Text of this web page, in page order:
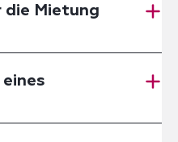
die Mietung